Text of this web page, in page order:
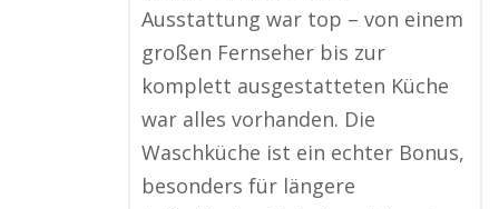
Ausstattung war top – von einem
großen Fernseher bis zur
komplett ausgestatteten Küche
war alles vorhanden. Die
Waschküche ist ein echter Bonus,
besonders für längere